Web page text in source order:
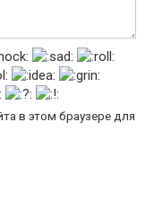
в этом браузере для